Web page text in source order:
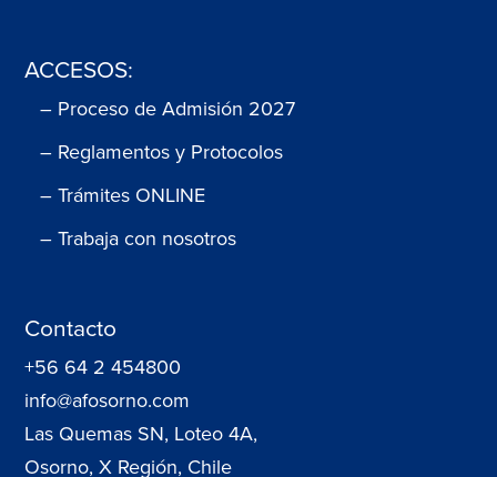
ACCESOS:
– Proceso de Admisión 2027
– Reglamentos y Protocolos
– Trámites ONLINE
– Trabaja con nosotros
Contacto
+56 64 2 454800
info@afosorno.com
Las Quemas SN, Loteo 4A,
Osorno, X Región, Chile